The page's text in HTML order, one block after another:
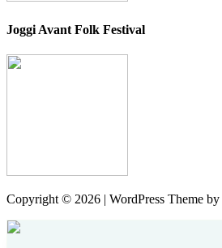
Joggi Avant Folk Festival
Copyright © 2026 | WordPress Theme by